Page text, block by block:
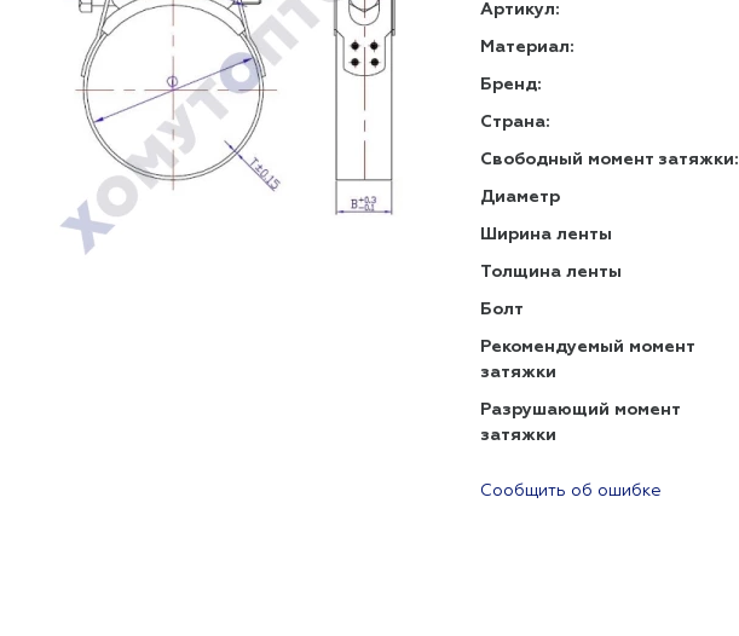
Артикул:
Материал:
Бренд:
Страна:
Свободный момент затяжки:
Диаметр
Ширина ленты
Толщина ленты
Болт
Рекомендуемый момент
затяжки
Разрушающий момент
затяжки
Сообщить об ошибке